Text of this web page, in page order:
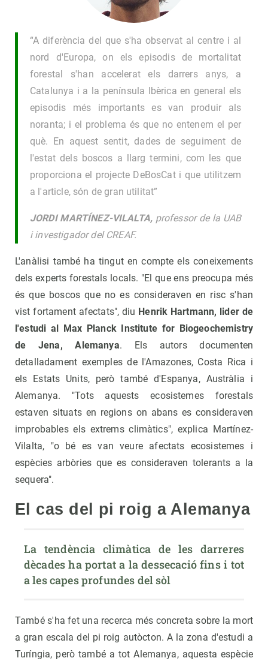
“A diferència del que s'ha observat al centre i al
nord d'Europa, on els episodis de mortalitat
forestal s'han accelerat els darrers anys, a
Catalunya i a la península Ibèrica en general els
episodis més importants es van produir als
noranta; i el problema és que no entenem el per
què. En aquest sentit, dades de seguiment de
l'estat dels boscos a llarg termini, com les que
proporciona el projecte DeBosCat i que utilitzem
a l'article, són de gran utilitat”
JORDI MARTÍNEZ-VILALTA, professor de la UAB
i investigador del CREAF.
L'anàlisi també ha tingut en compte els coneixements
dels experts forestals locals. "El que ens preocupa més
és que boscos que no es consideraven en risc s'han
vist fortament afectats", diu Henrik Hartmann, lider de
l'estudi al Max Planck Institute for Biogeochemistry
de Jena, Alemanya. Els autors documenten
detalladament exemples de l'Amazones, Costa Rica i
els Estats Units, però també d'Espanya, Austràlia i
Alemanya. "Tots aquests ecosistemes forestals
estaven situats en regions on abans es consideraven
improbables els extrems climàtics", explica Martínez-
Vilalta, "o bé es van veure afectats ecosistemes i
espècies arbòries que es consideraven tolerants a la
sequera".
El cas del pi roig a Alemanya
La tendència climàtica de les darreres
dècades ha portat a la dessecació fins i tot
a les capes profundes del sòl
També s'ha fet una recerca més concreta sobre la mort
a gran escala del pi roig autòcton. A la zona d'estudi a
Turíngia, però també a tot Alemanya, aquesta espècie